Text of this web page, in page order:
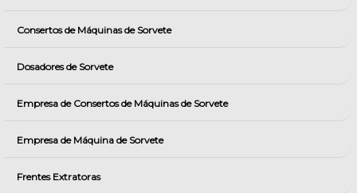
Consertos de Máquinas de Sorvete
Dosadores de Sorvete
Empresa de Consertos de Máquinas de Sorvete
Empresa de Máquina de Sorvete
Frentes Extratoras